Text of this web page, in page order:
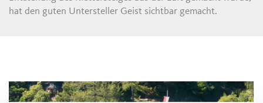
hat den guten Untersteller Geist sichtbar gemacht.